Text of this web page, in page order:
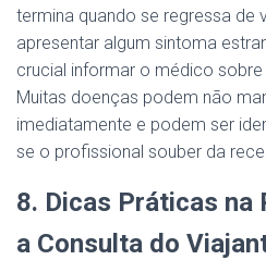
termina quando se regressa de
apresentar algum sintoma
crucial informar o médico
Muitas doenças podem não
imediatamente e podem ser
se o profissional souber da
8. Dicas Práticas na
a Consulta do